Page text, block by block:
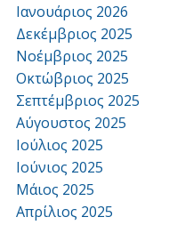
Ιανουάριος 2026
Δεκέμβριος 2025
Νοέμβριος 2025
Οκτώβριος 2025
Σεπτέμβριος 2025
Αύγουστος 2025
Ιούλιος 2025
Ιούνιος 2025
Μάιος 2025
Απρίλιος 2025